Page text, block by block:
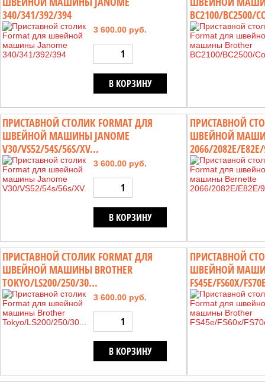
340/341/392/394
3 600.00 руб.
В КОРЗИНУ
BC2100/BС2500/
ПРИСТАВНОЙ СТОЛИК FORMAT ДЛЯ
ШВЕЙНОЙ МАШИНЫ JANOME
V30/VS52/54S/56S/XV...
3 600.00 руб.
В КОРЗИНУ
ПРИСТАВНОЙ
ШВЕЙНОЙ
2066/2082E/
ПРИСТАВНОЙ СТОЛИК FORMAT ДЛЯ
ШВЕЙНОЙ МАШИНЫ BROTHER
TOKYO/LS200/250/30...
3 600.00 руб.
В КОРЗИНУ
ПРИСТАВНОЙ
ШВЕЙНОЙ
FS45E/FS60X/